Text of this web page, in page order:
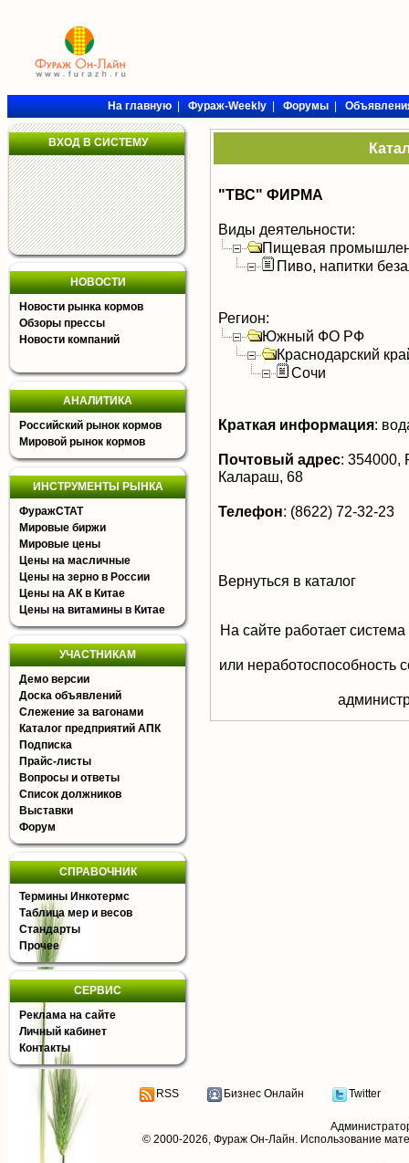
На главную|Фураж-Weekly|Форумы|
ВХОД В СИСТЕМУ
НОВОСТИ
Новости рынка кормов
Обзоры прессы
Новости компаний
АНАЛИТИКА
Российский рынок кормов
Мировой рынок кормов
ИНСТРУМЕНТЫ РЫНКА
ФуражСТАТ
Мировые биржи
Мировые цены
Цены на масличные
Цены на зерно в России
Цены на АК в Китае
Цены на витамины в Китае
УЧАСТНИКАМ
Демо версии
Доска объявлений
Слежение за вагонами
Каталог предприятий АПК
Подписка
Прайс-листы
Вопросы и ответы
Список должников
Выставки
Форум
СПРАВОЧНИК
Термины Инкотермс
Таблица мер и весов
Стандарты
Прочее
СЕРВИС
Реклама на сайте
Личный кабинет
Контакты
"ТВС" ФИРМА
Виды деятельности:
Пищевая
Пиво, напитки
Регион:
Южный ФО РФ
Краснодарский
Сочи
Краткая информация:
Почтовый адрес: 354000,
Калараш, 68
Телефон: (8622) 72-32-23
Вернуться в каталог
На сайте работает
или неработоспособность
RSS Бизнес Онлайн Twitter
© 2000-2026, Фураж Он-Лайн. Использование